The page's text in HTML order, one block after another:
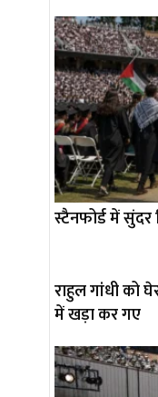
स्टैनफोर्ड में सुंदर
राहुल गांधी को
में खड़ा कर गए